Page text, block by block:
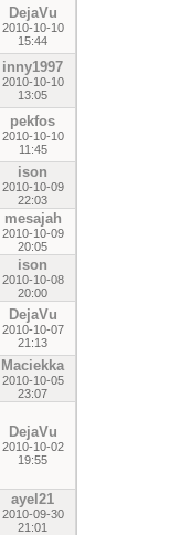
DejaVu
2010-10-10
15:44
inny1997
2010-10-10
13:05
pekfos
2010-10-10
11:45
ison
2010-10-09
22:03
mesajah
2010-10-09
20:05
ison
2010-10-08
20:00
DejaVu
2010-10-07
21:13
Maciekka
2010-10-05
23:07
DejaVu
2010-10-02
19:55
ayel21
2010-09-30
21:01